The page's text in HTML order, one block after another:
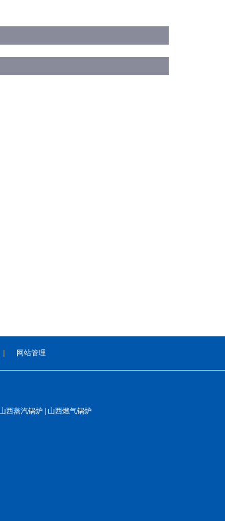
网站管理
西蒸汽锅炉 | 山西燃气锅炉